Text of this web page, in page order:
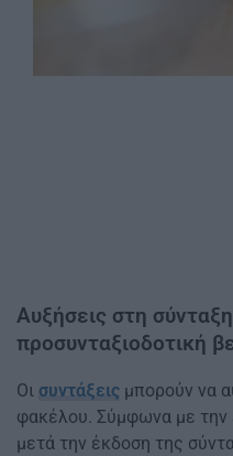
Αυξήσεις στη
προσυνταξιοδοτική
Οι συντάξεις μπορούν να
φακέλου. Σύμφωνα με την
μετά την έκδοση της